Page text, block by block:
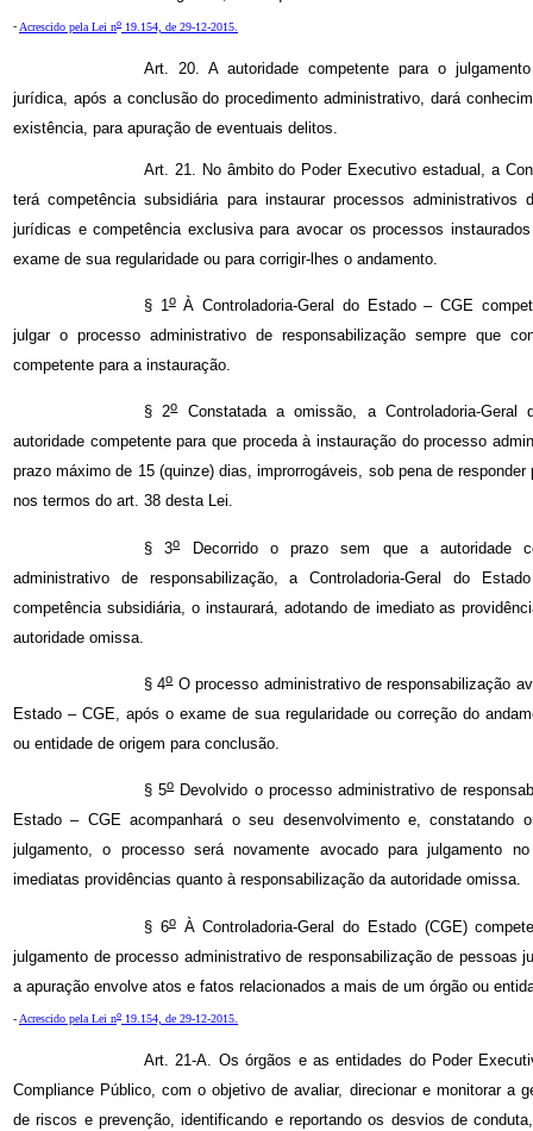
- Acrescido pela Lei no 19.154, de 29-12-2015.
Art. 20. A autoridade competente para o
jurídica, após a conclusão do procedimento administrativo, dará
existência, para apuração de eventuais delitos.
Art. 21. No âmbito do Poder Executivo estadual, a
terá competência subsidiária para instaurar processos administrativos
jurídicas e competência exclusiva para avocar os processos
exame de sua regularidade ou para corrigir-lhes o andamento.
§ 1oÀ Controladoria-Geral do Estado – CGE
julgar o processo administrativo de responsabilização sempre que
competente para a instauração.
§ 2oConstatada a omissão, a Controladoria-
autoridade competente para que proceda à instauração do processo
prazo máximo de 15 (quinze) dias, improrrogáveis, sob pena de
nos termos do art. 38 desta Lei.
§ 3oDecorrido o prazo sem que a autoridade
administrativo de responsabilização, a Controladoria-Geral do
competência subsidiária, o instaurará, adotando de imediato as
autoridade omissa.
§ 4oO processo administrativo de responsabilização
Estado – CGE, após o exame de sua regularidade ou correção do
ou entidade de origem para conclusão.
§ 5oDevolvido o processo administrativo de
Estado – CGE acompanhará o seu desenvolvimento e, constatando
julgamento, o processo será novamente avocado para julgamento
imediatas providências quanto à responsabilização da autoridade omissa.
§ 6oÀ Controladoria-Geral do Estado (CGE)
julgamento de processo administrativo de responsabilização de pessoas
a apuração envolve atos e fatos relacionados a mais de um órgão ou
- Acrescido pela Lei no 19.154, de 29-12-2015.
Art. 21-A. Os órgãos e as entidades do Poder
Compliance Público, com o objetivo de avaliar, direcionar e monitorar a
de riscos e prevenção, identificando e reportando os desvios de